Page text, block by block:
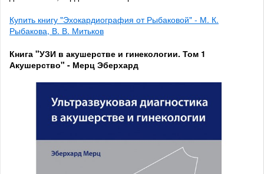
Купить книгу "Эхокардиография от Рыбаковой" - М. К.
Рыбакова, В. В. Митьков
Книга "УЗИ в акушерстве и гинекологии. Том 1
Акушерство" - Мерц Эберхард